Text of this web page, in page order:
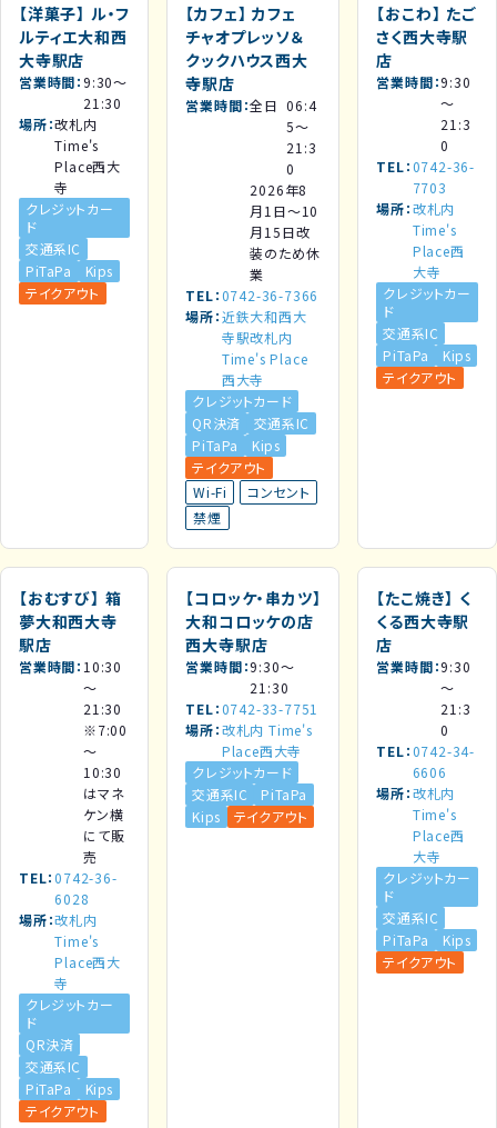
【洋菓子】 ル・フ
ルティエ大和西
大寺駅店
営業時間 9:30～
21:30
場所 改札内
Time's
Place西大
寺
クレジットカー
ド
交通系IC
PiTaPa
Kips
テイクアウト
【カフェ】 カフェ
チャオプレッソ＆
クックハウス西大
寺駅店
営業時間 全日 06:4
5～
21:3
0
2026年8
月1日～10
月15日改
装のため休
業
TEL 0742-36-7366
場所 近鉄大和西大
寺駅改札内
Time's Place
西大寺
クレジットカード
QR決済
交通系IC
PiTaPa
Kips
テイクアウト
Wi-Fi
コンセント
禁煙
【おこわ】 たご
さく西大寺駅
店
営業時間 9:30
～
21:3
0
TEL 0742-36-
7703
場所 改札内
Time's
Place西
大寺
クレジットカー
ド
交通系IC
PiTaPa
Kips
テイクアウト
【おむすび】 箱
夢大和西大寺
駅店
営業時間 10:30
～
21:30
※7:00
～
10:30
はマネ
ケン横
にて販
売
TEL 0742-36-
6028
場所 改札内
Time's
Place西大
寺
クレジットカー
ド
QR決済
交通系IC
PiTaPa
Kips
テイクアウト
【コロッケ・串カツ】
大和コロッケの店
西大寺駅店
営業時間 9:30～
21:30
TEL 0742-33-7751
場所 改札内 Time's
Place西大寺
クレジットカード
交通系IC
PiTaPa
Kips
テイクアウト
【たこ焼き】 く
くる西大寺駅
店
営業時間 9:30
～
21:3
0
TEL 0742-34-
6606
場所 改札内
Time's
Place西
大寺
クレジットカー
ド
交通系IC
PiTaPa
Kips
テイクアウト